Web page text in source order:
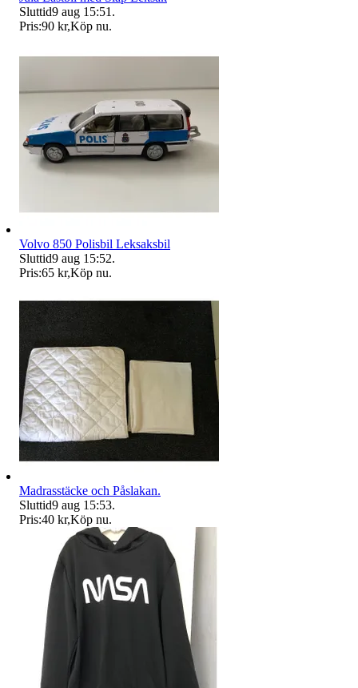
Sluttid9 aug 15:51 .
Pris:90 kr,Köp nu.
Volvo 850 Polisbil Leksaksbil
Sluttid9 aug 15:52.
Pris:65 kr,Köp nu.
Madrasstäcke och Påslakan.
Sluttid9 aug 15:53.
Pris:40 kr,Köp nu.